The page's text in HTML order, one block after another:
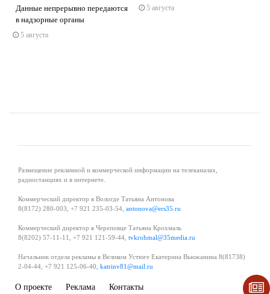
Данные непрерывно передаются
в надзорные органы
5 августа
5 августа
Размещение рекламной и коммерческой информации на телеканалах,
радиостанциях и в интернете.
Коммерческий директор в Вологде Татьяна Антонова
8(8172) 280-003, +7 921 235-03-54, antonova@ers35.ru
Коммерческий директор в Череповце Татьяна Крохмаль
8(8202) 57-11-11, +7 921 121-59-44, tvkrohmal@35media.ru
Начальник отдела рекламы в Великом Устюге Екатерина Вьюжанина 8(81738)
2-04-44, +7 921 125-06-40, katrinv81@mail.ru
О проекте Реклама Контакты